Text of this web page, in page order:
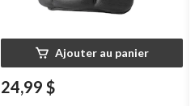
Ajouter au panier
24,99 $